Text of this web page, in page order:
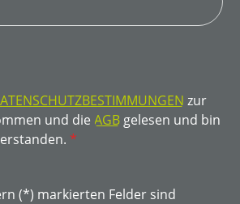
zur
und die AGB gelesen und bin
*
(*) markierten Felder sind